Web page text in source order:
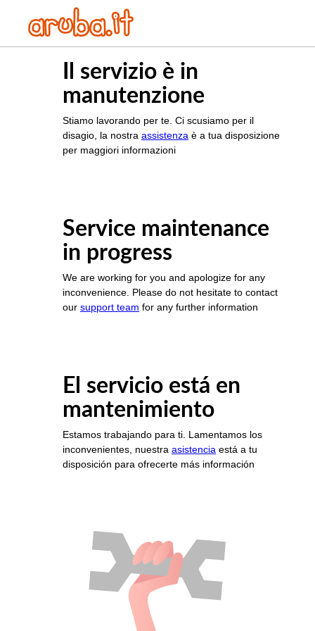
Il servizio è in
manutenzione
Stiamo lavorando per te. Ci scusiamo per il
disagio, la nostra assistenza è a tua disposizione
per maggiori informazioni
Service maintenance
in progress
We are working for you and apologize for any
inconvenience. Please do not hesitate to contact
our support team for any further information
El servicio está en
mantenimiento
Estamos trabajando para ti. Lamentamos los
inconvenientes, nuestra asistencia está a tu
disposición para ofrecerte más información